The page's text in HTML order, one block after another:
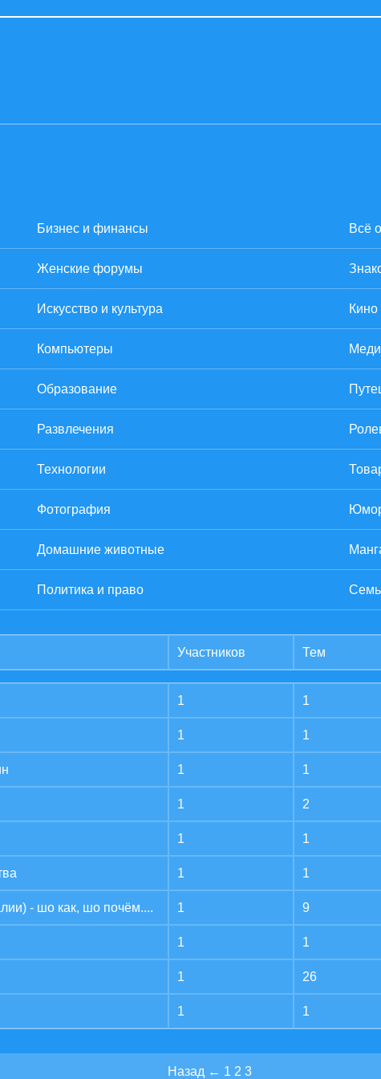
Бизнес и финансы Всё
Женские форумы
Искусство и культура Кино
Компьютеры
Образование
Развлечения
Технологии
Фотография
Домашние животные
Политика и право
Участников Тем
1 1
1 1
1 1
1 2
1 1
1 1
- шо как, шо почём.... 1 9
1 1
1 26
1 1
Назад ← 1 2 3